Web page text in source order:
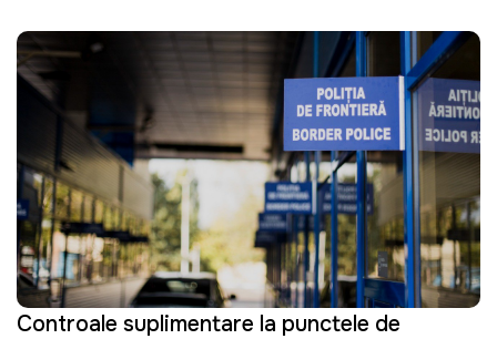
Controale suplimentare la punctele de